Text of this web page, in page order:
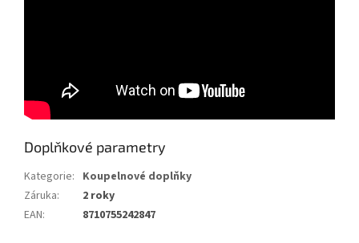
Doplňkové parametry
Kategorie: Koupelnové doplňky
Záruka:
2 roky
EAN: 8710755242847